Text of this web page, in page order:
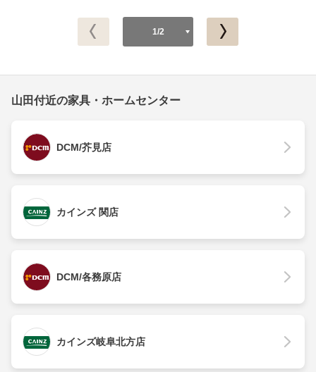
1/2
山田付近の家具・ホームセンター
DCM/芥見店
カインズ 関店
DCM/各務原店
カインズ岐阜北方店